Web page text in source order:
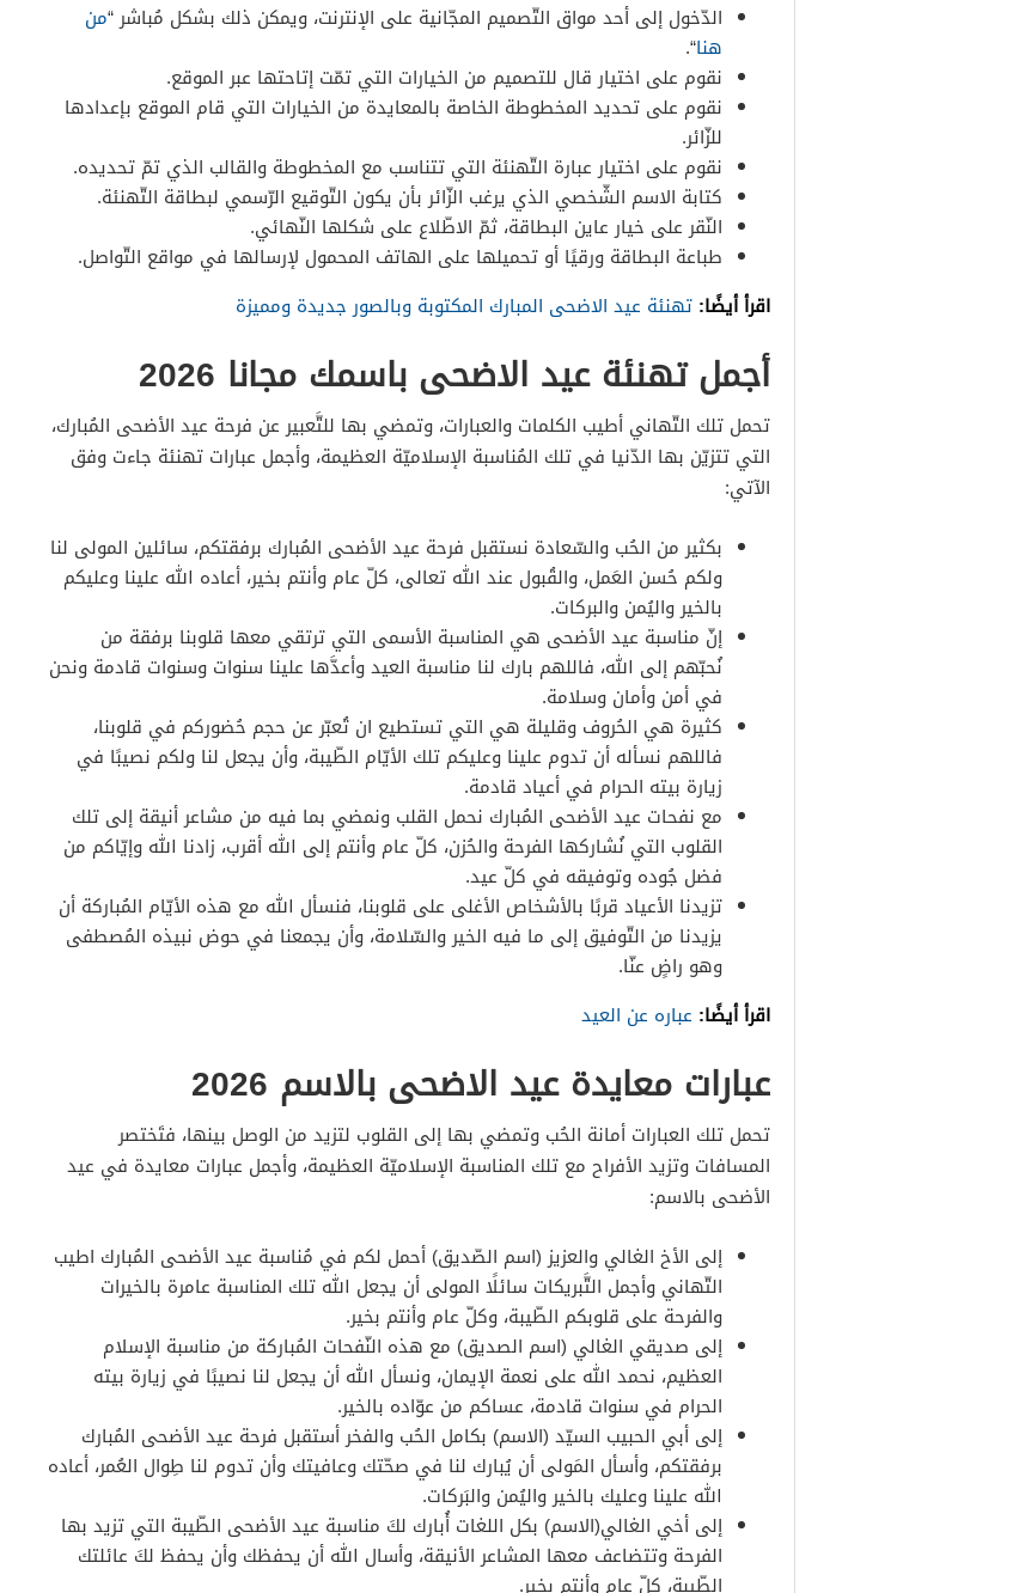
الدّخول إلى أحد مواق التّصميم المجّانية على الإنترنت، ويمكن ذلك بشكل مُباشر “من
هنا“.
نقوم على اختيار قال للتصميم من الخيارات التي تمّت إتاحتها عبر الموقع.
نقوم على تحديد المخطوطة الخاصة بالمعايدة من الخيارات التي قام الموقع بإعدادها
للزّائر.
نقوم على اختيار عبارة التّهنئة التي تتناسب مع المخطوطة والقالب الذي تمّ تحديده.
كتابة الاسم الشّخصي الذي يرغب الزّائر بأن يكون التّوقيع الرّسمي لبطاقة التّهنئة.
النّقر على خيار عاين البطاقة، ثمّ الاطّلاع على شكلها النّهائي.
طباعة البطاقة ورقيًا أو تحميلها على الهاتف المحمول لإرسالها في مواقع التّواصل.
اقرأ أيضًا: تهنئة عيد الاضحى المبارك المكتوبة وبالصور جديدة ومميزة
أجمل تهنئة عيد الاضحى باسمك مجانا 2026
تحمل تلك التّهاني أطيب الكلمات والعبارات، وتمضي بها للتَّعبير عن فرحة عيد الأضحى المُبارك،
التي تتزيّن بها الدّنيا في تلك المُناسبة الإسلاميّة العظيمة، وأجمل عبارات تهنئة جاءت وفق
الآتي:
بكثير من الحُب والسّعادة نستقبل فرحة عيد الأضحى المُبارك برفقتكم، سائلين المولى لنا
ولكم حُسن العَمل، والقُبول عند الله تعالى، كلّ عام وأنتم بخير، أعاده الله علينا وعليكم
بالخير واليُمن والبركات.
إنّ مناسبة عيد الأضحى هي المناسبة الأسمى التي ترتقي معها قلوبنا برفقة من
نُحبّهم إلى الله، فاللهم بارك لنا مناسبة العيد وأعدَّها علينا سنوات وسنوات قادمة ونحن
في أمن وأمان وسلامة.
كثيرة هي الحُروف وقليلة هي التي تستطيع ان تُعبّر عن حجم حُضوركم في قلوبنا،
فاللهم نسأله أن تدوم علينا وعليكم تلك الأيّام الطّيبة، وأن يجعل لنا ولكم نصيبًا في
زيارة بيته الحرام في أعياد قادمة.
مع نفحات عيد الأضحى المُبارك نحمل القلب ونمضي بما فيه من مشاعر أنيقة إلى تلك
القلوب التي نُشاركها الفرحة والحُزن، كلّ عام وأنتم إلى الله أقرب، زادنا الله وإيّاكم من
فضل جُوده وتوفيقه في كلّ عيد.
تزيدنا الأعياد قربًا بالأشخاص الأغلى على قلوبنا، فنسأل الله مع هذه الأيّام المُباركة أن
يزيدنا من التّوفيق إلى ما فيه الخير والسّلامة، وأن يجمعنا في حوض نبيذه المُصطفى
وهو راضٍ عنّا.
اقرأ أيضًا: عباره عن العيد
عبارات معايدة عيد الاضحى بالاسم 2026
تحمل تلك العبارات أمانة الحُب وتمضي بها إلى القلوب لتزيد من الوصل بينها، فتَختصر
المسافات وتزيد الأفراح مع تلك المناسبة الإسلاميّة العظيمة، وأجمل عبارات معايدة في عيد
الأضحى بالاسم:
إلى الأخ الغالي والعزيز (اسم الصّديق) أحمل لكم في مُناسبة عيد الأضحى المُبارك اطيب
التّهاني وأجمل التَّبريكات سائلًا المولى أن يجعل الله تلك المناسبة عامرة بالخيرات
والفرحة على قلوبكم الطّيبة، وكلّ عام وأنتم بخير.
إلى صديقي الغالي (اسم الصديق) مع هذه النّفحات المُباركة من مناسبة الإسلام
العظيم، نحمد الله على نعمة الإيمان، ونسأل الله أن يجعل لنا نصيبًا في زيارة بيته
الحرام في سنوات قادمة، عساكم من عوّاده بالخير.
إلى أبي الحبيب السيّد (الاسم) بكامل الحُب والفخر أستقبل فرحة عيد الأضحى المُبارك
برفقتكم، وأسأل المَولى أن يُبارك لنا في صحّتك وعافيتك وأن تدوم لنا طِوال العُمر، أعاده
الله علينا وعليك بالخير واليُمن والبَركات.
إلى أخي الغالي(الاسم) بكل اللغات أُبارك لكَ مناسبة عيد الأضحى الطّيبة التي تزيد بها
الفرحة وتتضاعف معها المشاعر الأنيقة، وأسال الله أن يحفظك وأن يحفظ لكَ عائلتك
الطّيبة، كلّ عام وأنتم بخير.